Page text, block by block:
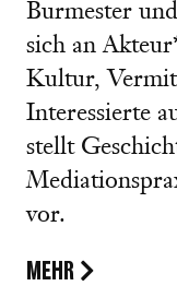
Burmester
sich an
Kultur,
Interessierte
stellt
vor.
MEHR